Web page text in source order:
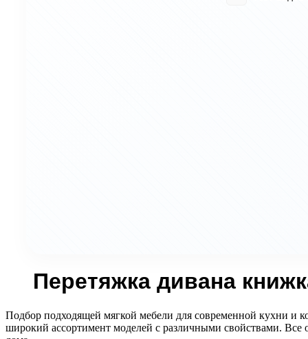
Перетяжка дивана
Подбор подходящей мягкой мебели для современной кухни и
широкий ассортимент моделей с различными свойствами. Все